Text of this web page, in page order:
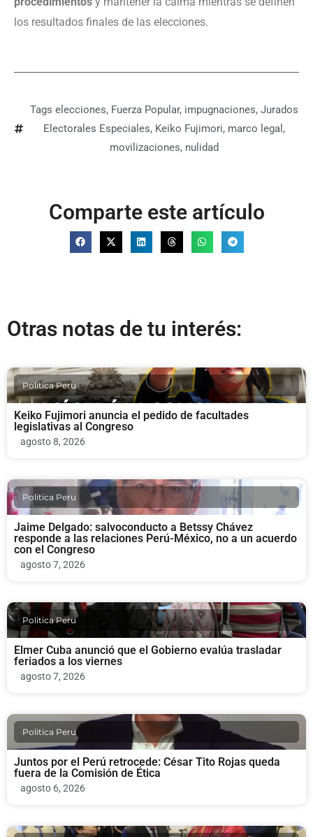
los resultados finales de las elecciones.
Tags elecciones, Fuerza Popular, impugnaciones, Jurados
Electorales Especiales, Keiko Fujimori, marco legal ,
movilizaciones, nulidad
Comparte este artículo
Otras notas de tu interés:
Politica Peru
Keiko Fujimori anuncia el pedido de facultades
legislativas al Congreso
agosto 8, 2026
Politica Peru
Jaime Delgado: salvoconducto a Betssy Chávez
responde a las relaciones Perú-México, no a un acuerdo
con el Congreso
agosto 7, 2026
Politica Peru
Elmer Cuba anunció que el Gobierno evalúa trasladar
feriados a los viernes
agosto 7, 2026
Politica Peru
Juntos por el Perú retrocede: César Tito Rojas queda
fuera de la Comisión de Ética
agosto 6, 2026